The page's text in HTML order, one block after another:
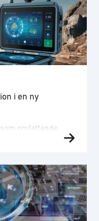
utan att öka
detta används ofta
ett fysiskt
lösning är
i en ny
omfattande
störning,
en viktig roll
flexibilitet.
att upprätthålla